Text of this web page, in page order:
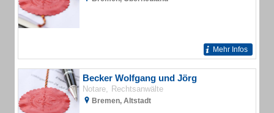
Mehr Infos
Becker Wolfgang und Jörg
Notare Rechtsanwälte
Bremen, Altstadt